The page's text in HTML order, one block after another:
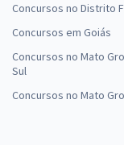
Concursos no Distrito
Concursos em Goiás
Concursos no Mato
Sul
Concursos no Mato